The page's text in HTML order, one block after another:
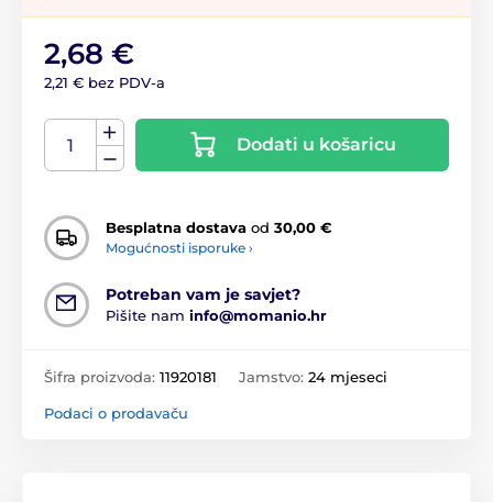
2,68 €
2,21 € bez PDV-a
Dodati u košaricu
Besplatna dostava od 30,00 €
Mogućnosti isporuke ›
Potreban vam je savjet?
Pišite nam info@momanio.hr
Šifra proizvoda: 11920181 Jamstvo: 24 mjeseci
Podaci o prodavaču